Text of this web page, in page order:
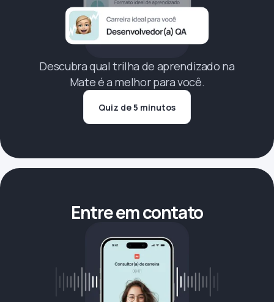
Descubra qual trilha de aprendizado na
Mate é a melhor para você.
Quiz de 5 minutos
Entre em contato